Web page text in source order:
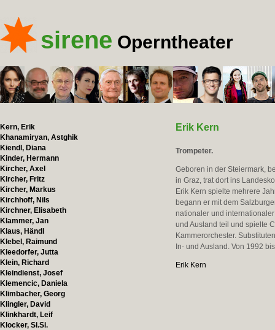
sirene Operntheater
Kern, Erik
Khanamiryan, Astghik
Kiendl, Diana
Kinder, Hermann
Kircher, Axel
Kircher, Fritz
Kircher, Markus
Kirchhoff, Nils
Kirchner, Elisabeth
Klammer, Jan
Klaus, Händl
Klebel, Raimund
Kleedorfer, Jutta
Klein, Richard
Kleindienst, Josef
Klemencic, Daniela
Klimbacher, Georg
Klingler, David
Klinkhardt, Leif
Klocker, Si.Si.
Erik Kern
Trompeter.
Geboren in der Steiermark,
in Graz, trat dort ins
Erik Kern spielte mehrere
begann er mit dem
nationaler und
und Ausland teil und spielte
Kammerorchester.
In- und Ausland. Von 1992
Erik Kern